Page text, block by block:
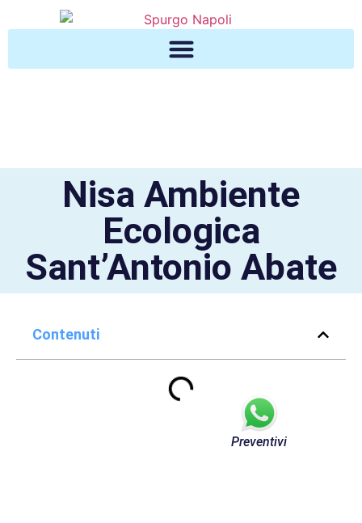
Nisa Ambiente
Ecologica
Sant’Antonio Abate
Contenuti
Preventivi